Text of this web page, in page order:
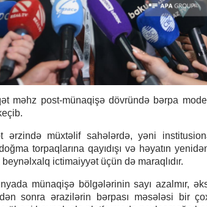
məhz post-münaqişə dövründə bərpa
ərzində müxtəlif sahələrdə, yəni
torpaqlarına qayıdışı və həyatın
ictimaiyyət üçün də maraqlıdır.
münaqişə bölgələrinin sayı azalmır,
sonra ərazilərin bərpası məsələsi bir